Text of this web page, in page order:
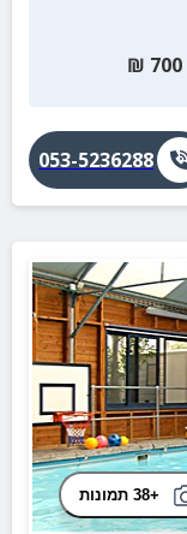
700
₪
053-5236288
+38 תמונות